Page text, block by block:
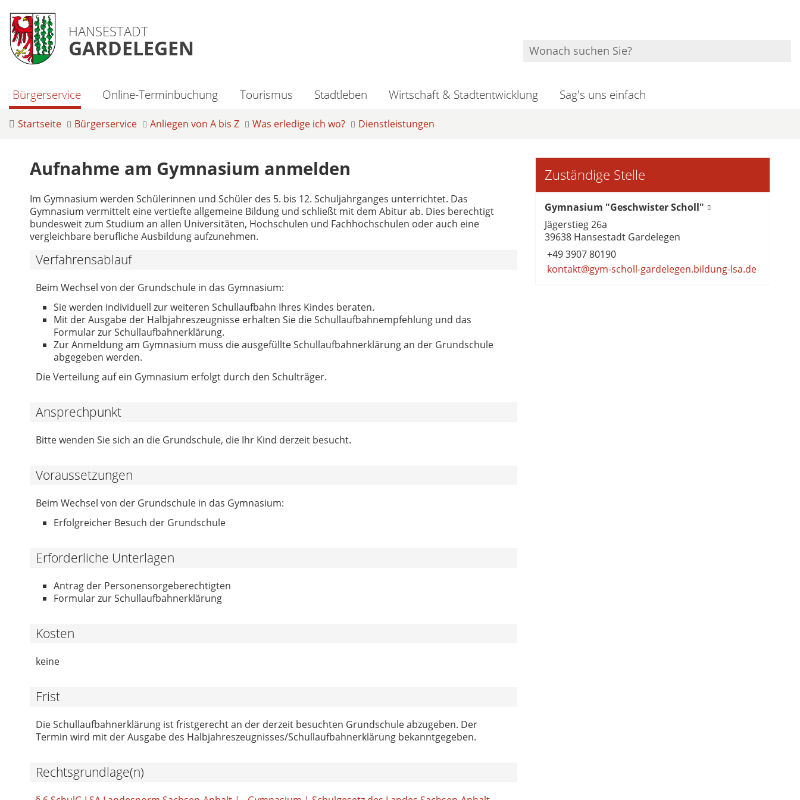
HANSESTADT
GARDELEGEN
Bürgerservice Online-Terminbuchung Tourismus Stadtleben Wirtschaft & Stadtentwicklung Sag's uns einfach
Startseite Bürgerservice Anliegen von A bis Z Was erledige ich wo? Dienstleistungen
Aufnahme am Gymnasium anmelden
Im Gymnasium werden Schülerinnen und Schüler des 5. bis 12. Schuljahrganges unterrichtet. Das
Gymnasium vermittelt eine vertiefte allgemeine Bildung und schließt mit dem Abitur ab. Dies berechtigt
bundesweit zum Studium an allen Universitäten, Hochschulen und Fachhochschulen oder auch eine
vergleichbare berufliche Ausbildung aufzunehmen.
Verfahrensablauf
Beim Wechsel von der Grundschule in das Gymnasium:
Sie werden individuell zur weiteren Schullaufbahn Ihres Kindes beraten.
Mit der Ausgabe der Halbjahreszeugnisse erhalten Sie die Schullaufbahnempfehlung und das
Formular zur Schullaufbahnerklärung.
Zur Anmeldung am Gymnasium muss die ausgefüllte Schullaufbahnerklärung an der Grundschule
abgegeben werden.
Die Verteilung auf ein Gymnasium erfolgt durch den Schulträger.
Ansprechpunkt
Bitte wenden Sie sich an die Grundschule, die Ihr Kind derzeit besucht.
Voraussetzungen
Beim Wechsel von der Grundschule in das Gymnasium:
Erfolgreicher Besuch der Grundschule
Erforderliche Unterlagen
Antrag der Personensorgeberechtigten
Formular zur Schullaufbahnerklärung
Kosten
keine
Frist
Die Schullaufbahnerklärung ist fristgerecht an der derzeit besuchten Grundschule abzugeben. Der
Termin wird mit der Ausgabe des Halbjahreszeugnisses/Schullaufbahnerklärung bekanntgegeben.
Rechtsgrundlage(n)
Zuständige Stelle
Gymnasium "Geschwister Scholl"
Jägerstieg 26a
39638 Hansestadt Gardelegen
+49 3907 80190
kontakt@gym-scholl-gardelegen.bildung-lsa.de